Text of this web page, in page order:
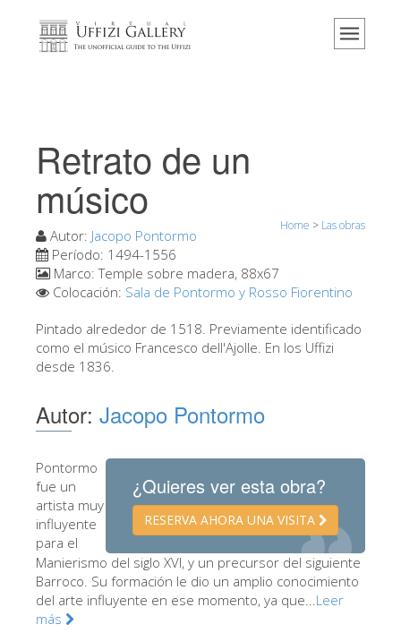
Home
Eventos y exposiciones
Los comentarios de los visitantes
Visite los Uffizi
Reserve ahora
Visita virtual
Las obras
Los Artistas
Otros Museos
Museo del Bargello
Galería Palatina
Retrato de un
músico
Home > Las obras
Autor: Jacopo Pontormo
Período: 1494-1556
Marco:Temple sobre madera, 88x67
Colocación: Sala de Pontormo y Rosso Fiorentino
Pintado alrededor de 1518. Previamente identificado
como el músico Francesco dell'Ajolle. En los Uffizi
desde 1836.
Autor: Jacopo Pontormo
¿Quieres ver esta obra?
RESERVA AHORA UNA VISITA
Pontormo
fue un
artista muy
influyente
para el
Manierismo del siglo XVI, y un precursor del siguiente
Barroco. Su formación le dio un amplio conocimiento
del arte influyente en ese momento, ya que...Leer
más